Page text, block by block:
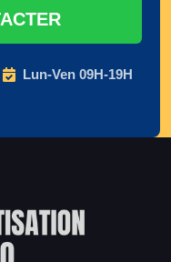
Lun-Ven 09H-19H